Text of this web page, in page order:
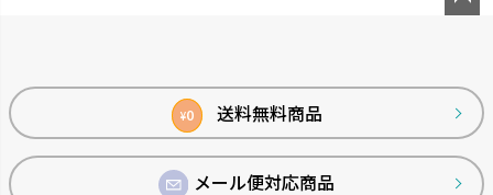
¥0 送料無料商品
メール便対応商品
ップ
へ